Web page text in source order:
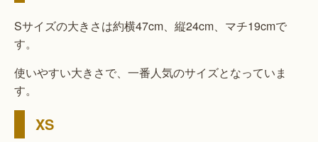
Sサイズの大きさは約横47cm、縦24cm、マチ19cmで
す。
使いやすい大きさで、一番人気のサイズとなっていま
す。
XS